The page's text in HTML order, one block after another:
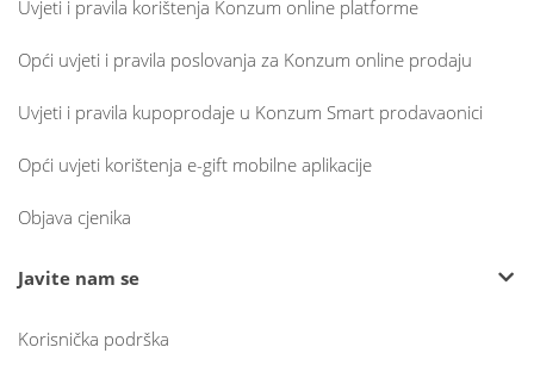
Uvjeti i pravila korištenja Konzum online platforme
Opći uvjeti i pravila poslovanja za Konzum online prodaju
Uvjeti i pravila kupoprodaje u Konzum Smart prodavaonici
Opći uvjeti korištenja e-gift mobilne aplikacije
Objava cjenika
Javite nam se
Korisnička podrška